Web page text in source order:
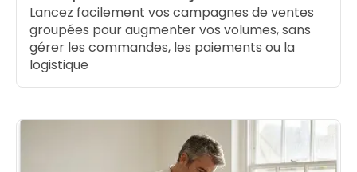
Lancez facilement vos campagnes de ventes
groupées pour augmenter vos volumes, sans
gérer les commandes, les paiements ou la
logistique